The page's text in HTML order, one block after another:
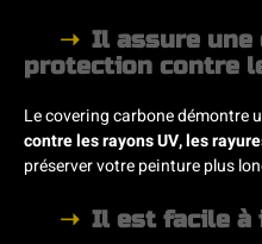
Il assure une
protection contre
Le covering carbone démontre
contre les rayons UV, les
préserver votre peinture plus
Il est facile à